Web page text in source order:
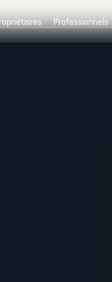
Professionnels